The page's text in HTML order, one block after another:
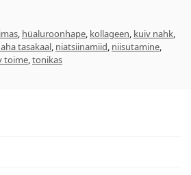
, hüaluroonhape, kollageen, kuiv nahk,
tasakaal, niatsiinamiid, niisutamine,
toime,tonikas